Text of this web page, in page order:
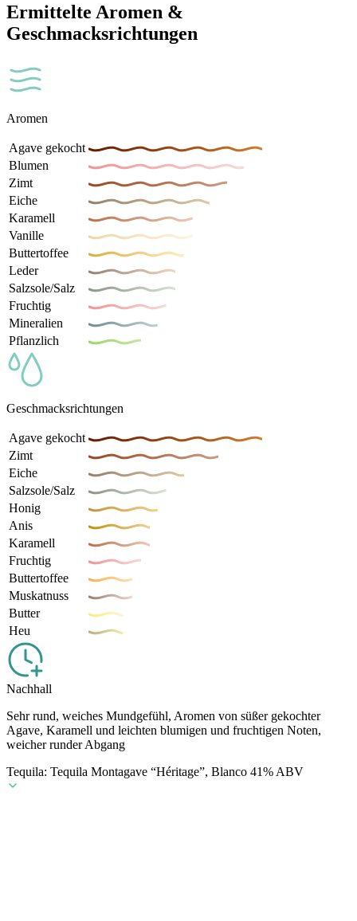
Ermittelte Aromen &
Geschmacksrichtungen
Aromen
Agave gekocht
Blumen
Zimt
Eiche
Karamell
Vanille
Buttertoffee
Leder
Salzsole/Salz
Fruchtig
Mineralien
Pflanzlich
Geschmacksrichtungen
Agave gekocht
Zimt
Eiche
Salzsole/Salz
Honig
Anis
Karamell
Fruchtig
Buttertoffee
Muskatnuss
Butter
Heu
Nachhall
Sehr rund, weiches Mundgefühl, Aromen von süßer gekochter
Agave, Karamell und leichten blumigen und fruchtigen Noten,
weicher runder Abgang
Tequila: Tequila Montagave “Héritage”, Blanco 41% ABV